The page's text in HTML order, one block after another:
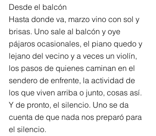
Desde el balcón
Hasta donde va, marzo vino con sol y
brisas. Uno sale al balcón y oye
pájaros ocasionales, el piano quedo y
lejano del vecino y a veces un violín,
los pasos de quienes caminan en el
sendero de enfrente, la actividad de
los que viven arriba o junto, cosas así.
Y de pronto, el silencio. Uno se da
cuenta de que nada nos preparó para
el silencio.